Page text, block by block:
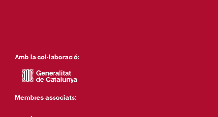
Amb la col·laboració:
Membres associats: